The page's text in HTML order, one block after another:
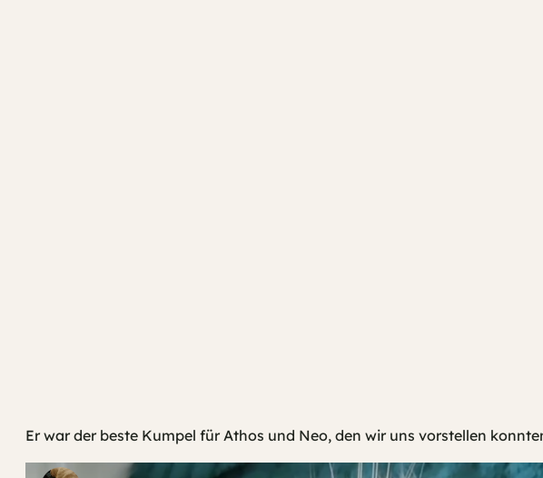
Er war der beste Kumpel für Athos und Neo, den wir uns vorstellen